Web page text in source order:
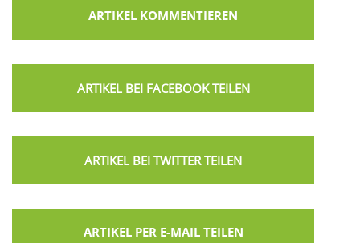
ARTIKEL KOMMENTIEREN
ARTIKEL PER E-MAIL TEILEN